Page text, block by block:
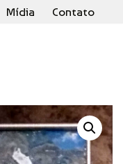
Mídia Contato